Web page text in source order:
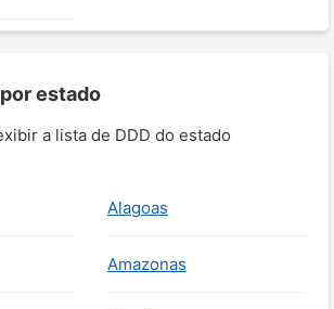
estado
a lista de DDD do estado
Alagoas
Amazonas